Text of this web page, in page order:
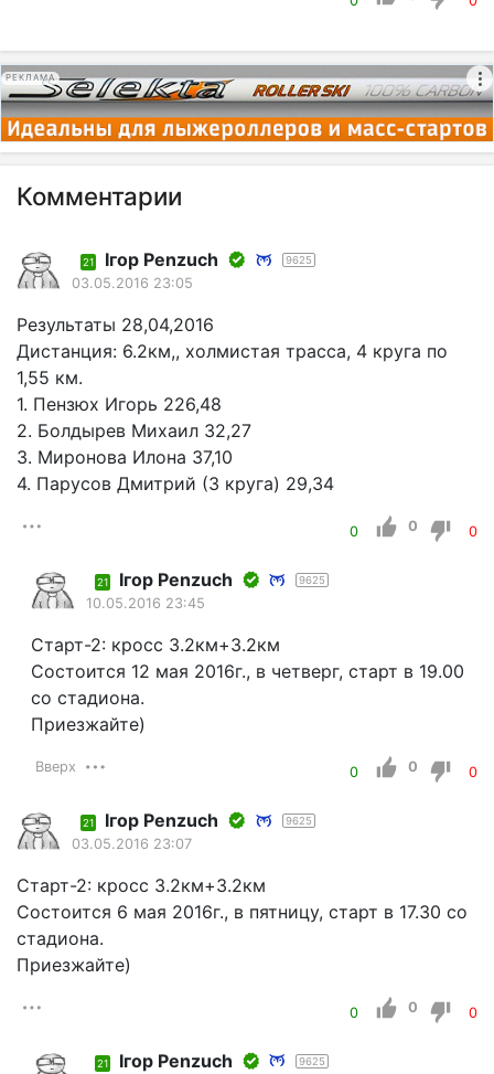
РЕКЛАМА
Комментарии
21 Iгор Penzuch 9625
03.05.2016 23:05
Результаты 28,04,2016
Дистанция: 6.2км,, холмистая трасса, 4 круга по
1,55 км.
1. Пензюх Игорь 226,48
2. Болдырев Михаил 32,27
3. Миронова Илона 37,10
4. Парусов Дмитрий (3 круга) 29,34
0 0 0
21 Iгор Penzuch 9625
10.05.2016 23:45
Старт-2: кросс 3.2км+3.2км
Состоится 12 мая 2016г., в четверг, старт в 19.00
со стадиона.
Приезжайте)
Вверх 0 0 0
21 Iгор Penzuch 9625
03.05.2016 23:07
Старт-2: кросс 3.2км+3.2км
Состоится 6 мая 2016г., в пятницу, старт в 17.30 со
стадиона.
Приезжайте)
0 0 0
21 Iгор Penzuch 9625